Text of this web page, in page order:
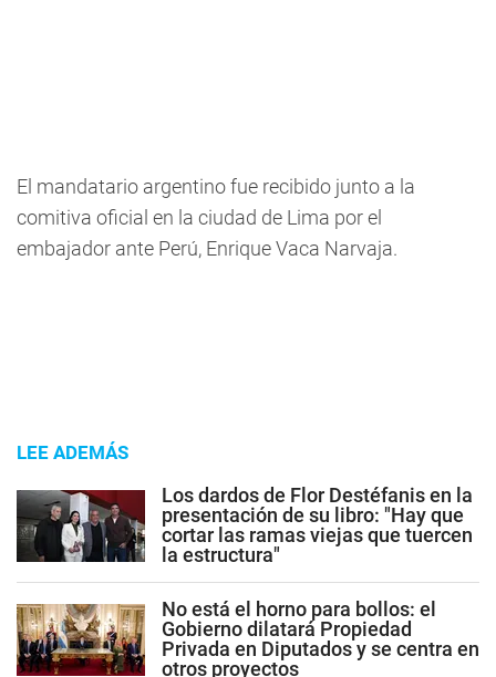
El mandatario argentino fue recibido junto a la
comitiva oficial en la ciudad de Lima por el
embajador ante Perú, Enrique Vaca Narvaja.
LEE ADEMÁS
Los dardos de Flor Destéfanis en la
presentación de su libro: "Hay que
cortar las ramas viejas que tuercen
la estructura"
No está el horno para bollos: el
Gobierno dilatará Propiedad
Privada en Diputados y se centra en
otros proyectos